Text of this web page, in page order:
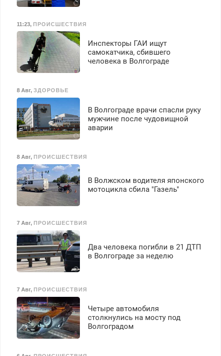
11:23, ПРОИСШЕСТВИЯ
Инспекторы ГАИ ищут
самокатчика, сбившего
человека в Волгограде
8 Авг, ЗДОРОВЬЕ
В Волгограде врачи спасли руку
мужчине после чудовищной
аварии
8 Авг, ПРОИСШЕСТВИЯ
В Волжском водителя японского
мотоцикла сбила "Газель"
7 Авг, ПРОИСШЕСТВИЯ
Два человека погибли в 21 ДТП
в Волгограде за неделю
7 Авг, ПРОИСШЕСТВИЯ
Четыре автомобиля
столкнулись на мосту под
Волгоградом